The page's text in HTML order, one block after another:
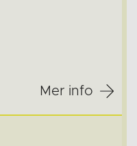
Mer info